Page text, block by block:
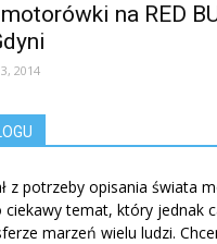
na RED
2014
z potrzeby opisania świata
ciekawy temat, który jednak
marzeń wielu ludzi.